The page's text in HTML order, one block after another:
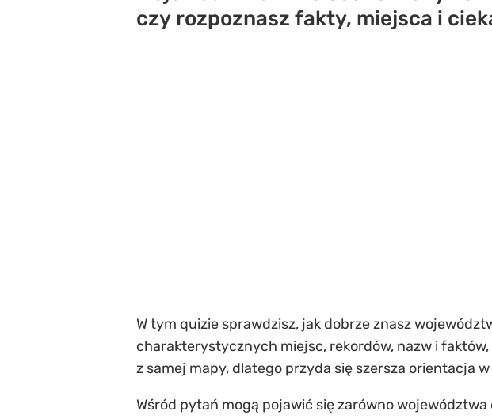
czy rozpoznasz fakty, miejsca i
W tym quizie sprawdzisz, jak dobrze znasz
charakterystycznych miejsc, rekordów, nazw i
z samej mapy, dlatego przyda się szersza orientacja
Wśród pytań mogą pojawić się zarówno